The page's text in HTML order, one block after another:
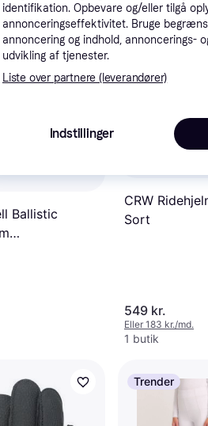
Ballistic
CRW
Sort
549 kr.
Eller 183 kr./md.
1 butik
Trender
identifikation. Opbevare og/eller tilgå
annonceringseffektivitet. Bruge
annoncering og indhold, annoncerings-
udvikling af tjenester.
Liste over partnere (leverandører)
Indstillinger